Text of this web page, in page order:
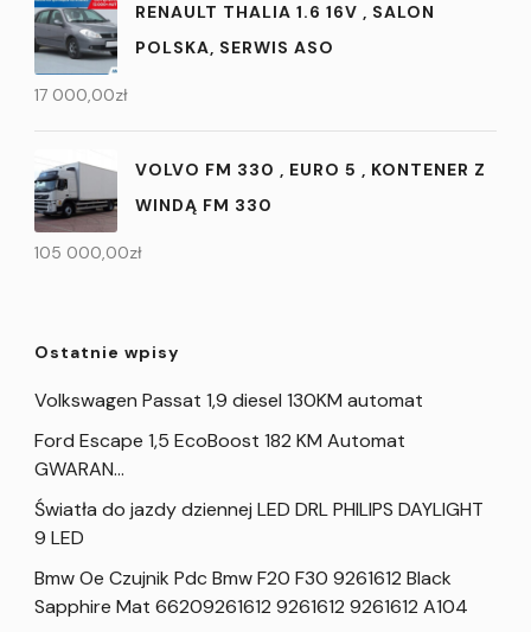
RENAULT THALIA 1.6 16V , SALON
POLSKA, SERWIS ASO
17 000,00zł
VOLVO FM 330 , EURO 5 , KONTENER Z
WINDĄ FM 330
105 000,00zł
Ostatnie wpisy
Volkswagen Passat 1,9 diesel 130KM automat
Ford Escape 1,5 EcoBoost 182 KM Automat
GWARAN…
Światła do jazdy dziennej LED DRL PHILIPS DAYLIGHT
9 LED
Bmw Oe Czujnik Pdc Bmw F20 F30 9261612 Black
Sapphire Mat 66209261612 9261612 9261612 A104